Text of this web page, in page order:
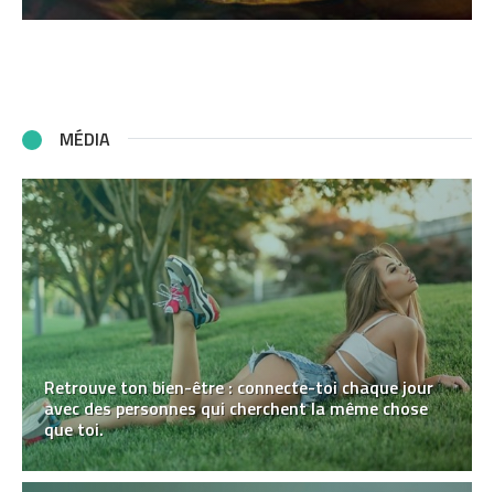
MÉDIA
Retrouve ton bien-être : connecte-toi chaque jour
avec des personnes qui cherchent la même chose
que toi.